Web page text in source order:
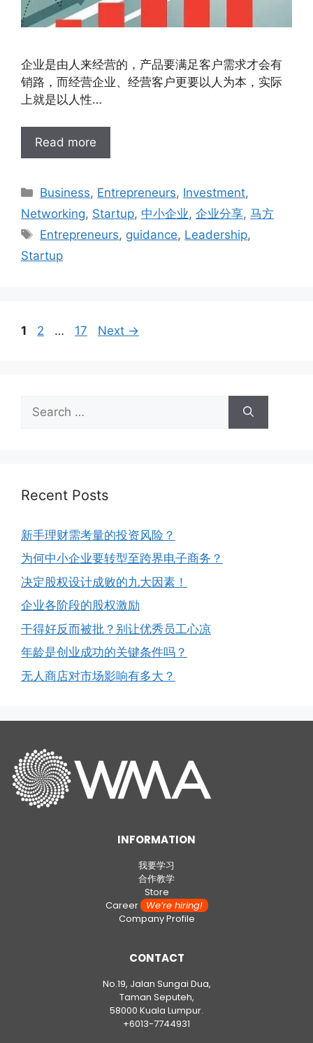
企业是由人来经营的，产品要满足客户需求才会有
销路，而经营企业、经营客户更要以人为本，实际
上就是以人性…
Read more
Business, Entrepreneurs, Investment,
Networking, Startup, 中小企业, 企业分享, 马方
Entrepreneurs, guidance, Leadership,
Startup
1 2 … 17 Next →
Recent Posts
新手理财需考量的投资风险？
为何中小企业要转型至跨界电子商务？
决定股权设计成败的九大因素！
企业各阶段的股权激励
干得好反而被批？别让优秀员工心凉
年龄是创业成功的关键条件吗？
无人商店对市场影响有多大？
INFORMATION
我要学习
合作教学
Store
CareerWe’re hiring!
Company Profile
CONTACT
No.19, Jalan Sungai Dua,
Taman Seputeh,
58000 Kuala Lumpur.
+6013-7744931